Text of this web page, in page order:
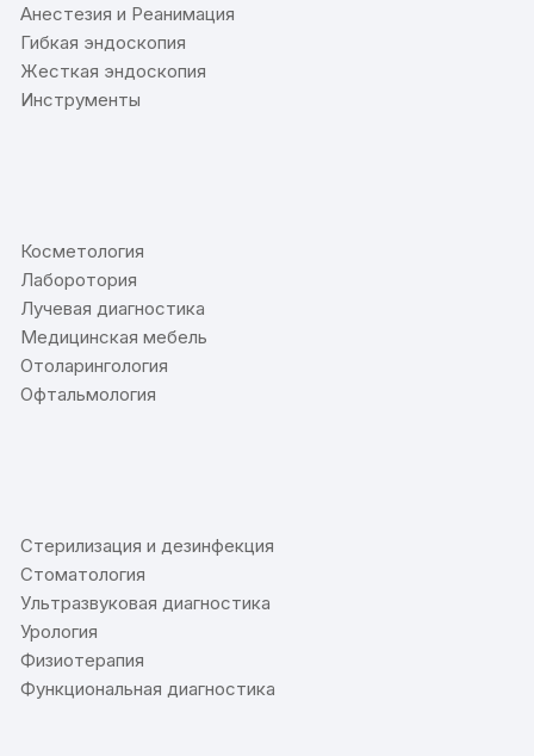
Анестезия и Реанимация
Гибкая эндоскопия
Жесткая эндоскопия
Инструменты
Косметология
Лаборотория
Лучевая диагностика
Медицинская мебель
Отоларингология
Офтальмология
Стерилизация и дезинфекция
Стоматология
Ультразвуковая диагностика
Урология
Физиотерапия
Функциональная диагностика